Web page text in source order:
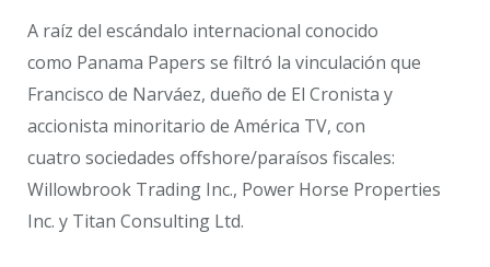
A raíz del escándalo internacional conocido
como Panama Papers se filtró la vinculación que
Francisco de Narváez, dueño de El Cronista y
accionista minoritario de América TV, con
cuatro sociedades offshore/paraísos fiscales:
Willowbrook Trading Inc., Power Horse Properties
Inc. y Titan Consulting Ltd.